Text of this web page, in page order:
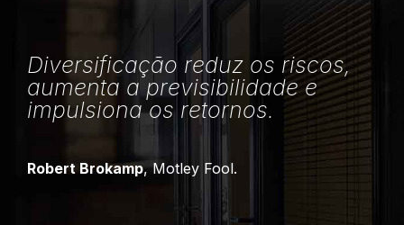
Diversificação reduz os riscos,
aumenta a previsibilidade e
impulsiona os retornos.
Robert Brokamp, Motley Fool.